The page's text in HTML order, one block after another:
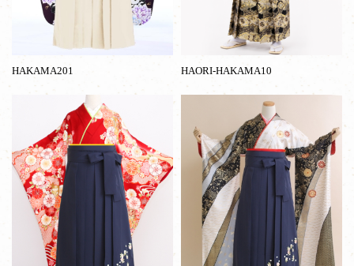
HAKAMA201 HAORI-HAKAMA10